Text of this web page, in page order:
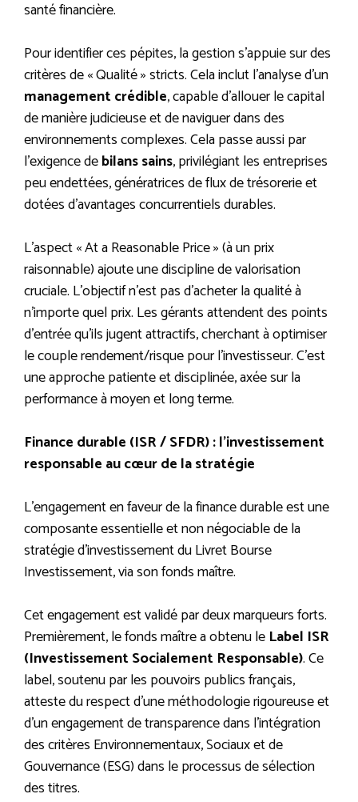
santé financière.
Pour identifier ces pépites, la gestion s’appuie sur des
critères de « Qualité » stricts. Cela inclut l’analyse d’un
management crédible, capable d’allouer le capital
de manière judicieuse et de naviguer dans des
environnements complexes. Cela passe aussi par
l’exigence debilans sains, privilégiant les entreprises
peu endettées, génératrices de flux de trésorerie et
dotées d’avantages concurrentiels durables.
L’aspect « At a Reasonable Price » (à un prix
raisonnable) ajoute une discipline de valorisation
cruciale. L’objectif n’est pas d’acheter la qualité à
n’importe quel prix. Les gérants attendent des points
d’entrée qu’ils jugent attractifs, cherchant à optimiser
le couple rendement/risque pour l’investisseur. C’est
une approche patiente et disciplinée, axée sur la
performance à moyen et long terme.
Finance durable (ISR / SFDR) : l’investissement
responsable au cœur de la stratégie
L’engagement en faveur de la finance durable est une
composante essentielle et non négociable de la
stratégie d’investissement du Livret Bourse
Investissement, via son fonds maître.
Cet engagement est validé par deux marqueurs forts.
Premièrement, le fonds maître a obtenu le Label ISR
(Investissement Socialement Responsable). Ce
label, soutenu par les pouvoirs publics français,
atteste du respect d’une méthodologie rigoureuse et
d’un engagement de transparence dans l’intégration
des critères Environnementaux, Sociaux et de
Gouvernance (ESG) dans le processus de sélection
des titres.